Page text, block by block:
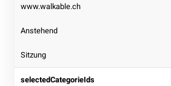
www.walkable.ch
Anstehend
Sitzung
selectedCategorieIds